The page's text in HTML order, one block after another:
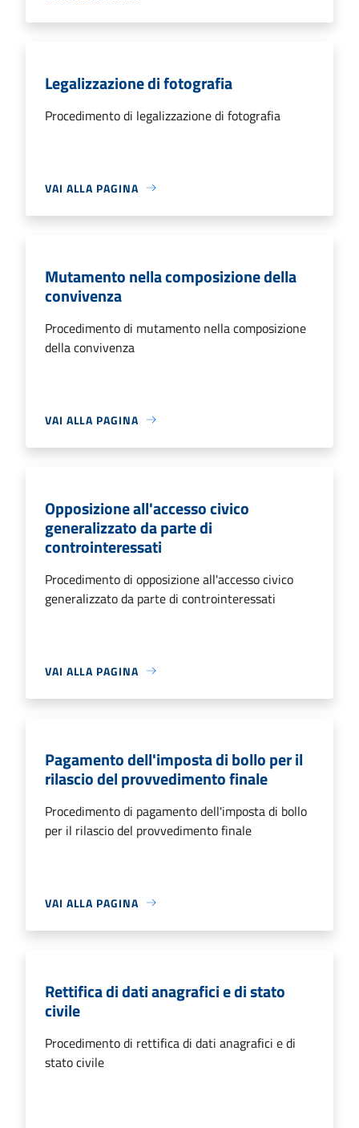
Legalizzazione di fotografia
Procedimento di legalizzazione di fotografia
VAI ALLA PAGINA
Mutamento nella composizione della
convivenza
Procedimento di mutamento nella composizione
della convivenza
VAI ALLA PAGINA
Opposizione all'accesso civico
generalizzato da parte di
controinteressati
Procedimento di opposizione all'accesso civico
generalizzato da parte di controinteressati
VAI ALLA PAGINA
Pagamento dell'imposta di bollo per il
rilascio del provvedimento finale
Procedimento di pagamento dell'imposta di bollo
per il rilascio del provvedimento finale
VAI ALLA PAGINA
Rettifica di dati anagrafici e di stato
civile
Procedimento di rettifica di dati anagrafici e di
stato civile